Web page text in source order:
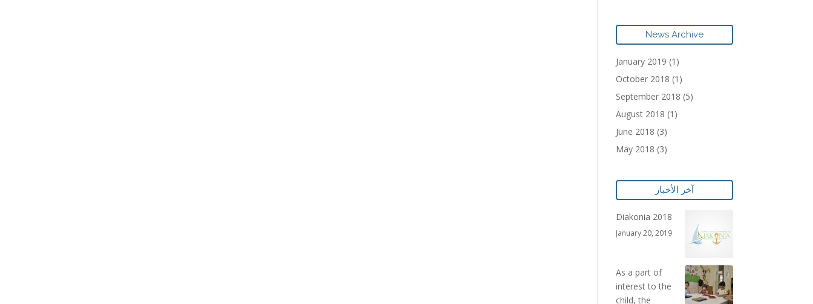
News Archive
January 2019 (1)
October 2018 (1)
September 2018 (5)
August 2018 (1)
June 2018 (3)
May 2018 (3)
آخر الأخبار
Diakonia 2018
January 20, 2019
As a part of
interest to the
child, the